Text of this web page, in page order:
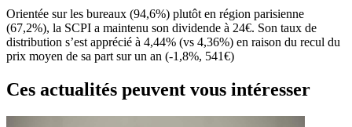
Orientée sur les bureaux (94,6%) plutôt en région parisienne
(67,2%), la SCPI a maintenu son dividende à 24€. Son taux de
distribution s’est apprécié à 4,44% (vs 4,36%) en raison du recul du
prix moyen de sa part sur un an (-1,8%, 541€)
Ces actualités peuvent vous intéresser